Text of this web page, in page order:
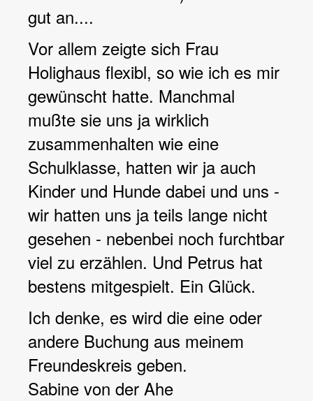
gut an....
Vor allem zeigte sich Frau
Holighaus flexibl, so wie ich es mir
gewünscht hatte. Manchmal
mußte sie uns ja wirklich
zusammenhalten wie eine
Schulklasse, hatten wir ja auch
Kinder und Hunde dabei und uns -
wir hatten uns ja teils lange nicht
gesehen - nebenbei noch furchtbar
viel zu erzählen. Und Petrus hat
bestens mitgespielt. Ein Glück.
Ich denke, es wird die eine oder
andere Buchung aus meinem
Freundeskreis geben.
Sabine von der Ahe